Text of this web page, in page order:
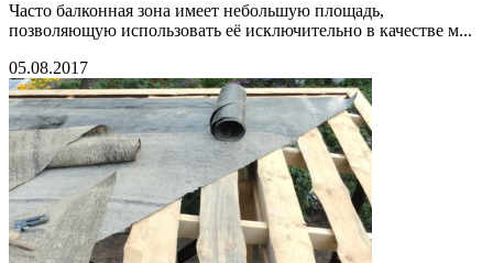
Часто балконная зона имеет небольшую площадь,
позволяющую использовать её исключительно в качестве м...
05.08.2017